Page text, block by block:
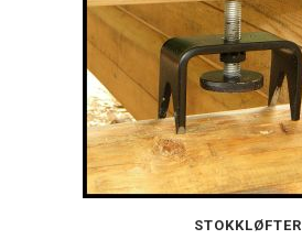
STOKKLØFTER